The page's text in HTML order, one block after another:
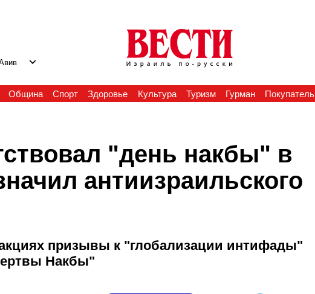
Община Спорт Здоровье Культура Туризм Гурман Покупатель
"день накбы" в
антиизраильского
призывы к "глобализации интифады"
Накбы"